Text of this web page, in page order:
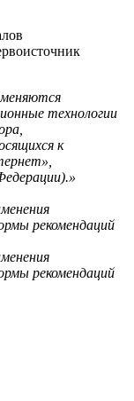
технологии
к
рекомендаций
рекомендаций